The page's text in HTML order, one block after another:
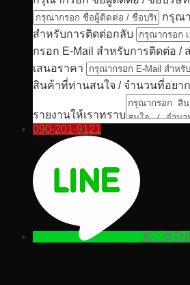
กรุณ
สำหรับการติดต่อกลับ
กรอก E-Mail สำหรับการติดต่อ /
เสนอราคา
สินค้าที่ท่านสนใจ / จำนวนที่อยา
รายงานให้เราทราบ
090-201-9121
ID :